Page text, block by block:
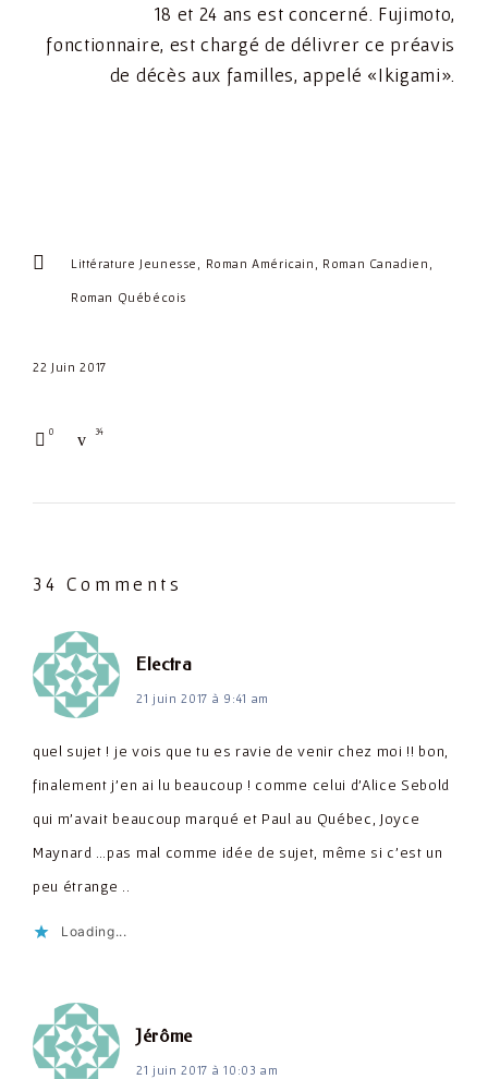
18 et 24 ans est concerné. Fujimoto,
fonctionnaire, est chargé de délivrer ce préavis
de décès aux familles, appelé «Ikigami».
Littérature Jeunesse Roman Américain Roman Canadien
Roman Québécois
22 Juin 2017
34
0
34 Comments
Electradit :
21 juin 2017 à 9:41 am
quel sujet ! je vois que tu es ravie de venir chez moi !! bon,
finalement j'en ai lu beaucoup ! comme celui d'Alice Sebold
qui m'avait beaucoup marqué et Paul au Québec, Joyce
Maynard …pas mal comme idée de sujet, même si c'est un
peu étrange ..
Loading...
Jérômedit :
21 juin 2017 à 10:03 am